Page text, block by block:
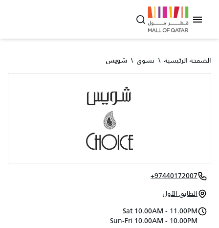
الصفحة الرئيسية \ تسوق \ شويس
+97440172007
الطابق الأول
Sat 10.00AM - 11.00PM
Sun-Fri 10.00AM - 10.00PM